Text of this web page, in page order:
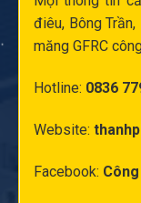
điêu, Bông
măng GFRC
Hotline: 0836
Website:
Facebook: